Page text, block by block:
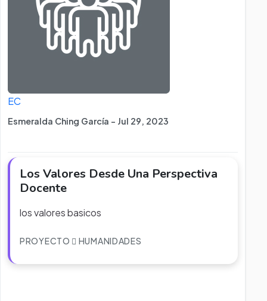
EC
Esmeralda Ching García - Jul 29, 2023
Los Valores Desde Una Perspectiva
Docente
los valores basicos
PROYECTO HUMANIDADES